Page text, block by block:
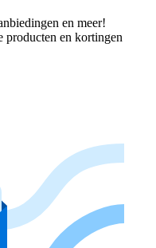
en meer!
producten en kortingen